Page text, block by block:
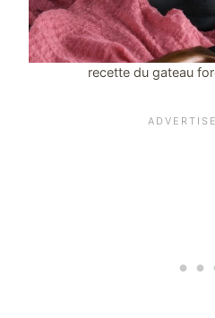
recette du gateau